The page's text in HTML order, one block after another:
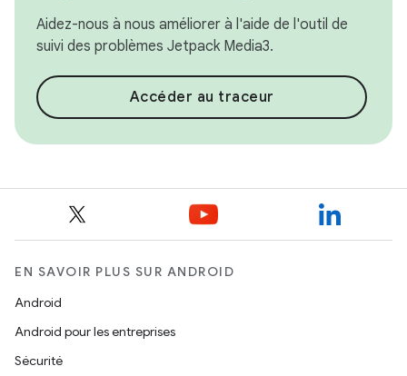
Aidez-nous à nous améliorer à l'aide de l'outil de
suivi des problèmes Jetpack Media3.
Accéder au traceur
EN SAVOIR PLUS SUR ANDROID
Android
Android pour les entreprises
Sécurité